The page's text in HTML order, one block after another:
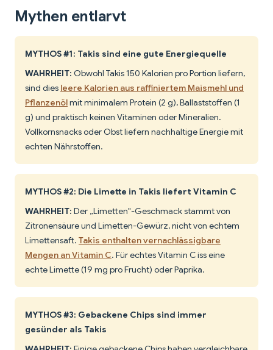
Mythen entlarvt
MYTHOS #1: Takis sind eine gute Energiequelle
WAHRHEIT: Obwohl Takis 150 Kalorien pro Portion liefern,
sind dies leere Kalorien aus raffiniertem Maismehl und
Pflanzenölmit minimalem Protein (2 g), Ballaststoffen (1
g) und praktisch keinen Vitaminen oder Mineralien.
Vollkornsnacks oder Obst liefern nachhaltige Energie mit
echten Nährstoffen.
MYTHOS #2: Die Limette in Takis liefert Vitamin C
WAHRHEIT: Der „Limetten"-Geschmack stammt von
Zitronensäure und Limetten-Gewürz, nicht von echtem
Limettensaft. Takis enthalten vernachlässigbare
Mengen an Vitamin C. Für echtes Vitamin C iss eine
echte Limette (19 mg pro Frucht) oder Paprika.
MYTHOS #3: Gebackene Chips sind immer
gesünder als Takis